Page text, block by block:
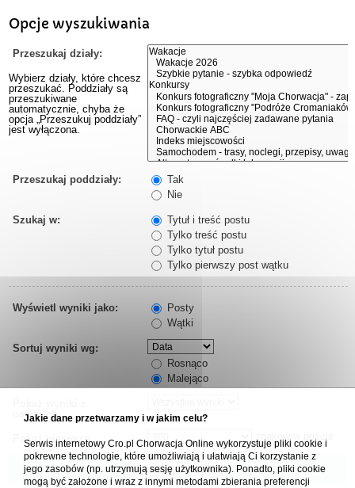
Opcje wyszukiwania
Przeszukaj działy:
Wybierz działy, które chcesz
przeszukać. Poddziały są
przeszukiwane
automatycznie, chyba że
opcja „Przeszukuj poddziały”
jest wyłączona.
Przeszukaj poddziały:
Tak
Nie
Szukaj w:
Tytuł i treść postu
Tylko treść postu
Tylko tytuł postu
Tylko pierwszy post wątku
Wyświetl wyniki jako:
Posty
Wątki
Sortuj wyniki wg:
Rosnąco
Malejąco
ostatnich:
Pokaż pierwsze:
Jakie dane przetwarzamy i w jakim celu?
Serwis internetowy Cro.pl Chorwacja Online wykorzystuje pliki cookie i
pokrewne technologie, które umożliwiają i ułatwiają Ci korzystanie z
jego zasobów (np. utrzymują sesję użytkownika). Ponadto, pliki cookie
mogą być założone i wraz z innymi metodami zbierania preferencji